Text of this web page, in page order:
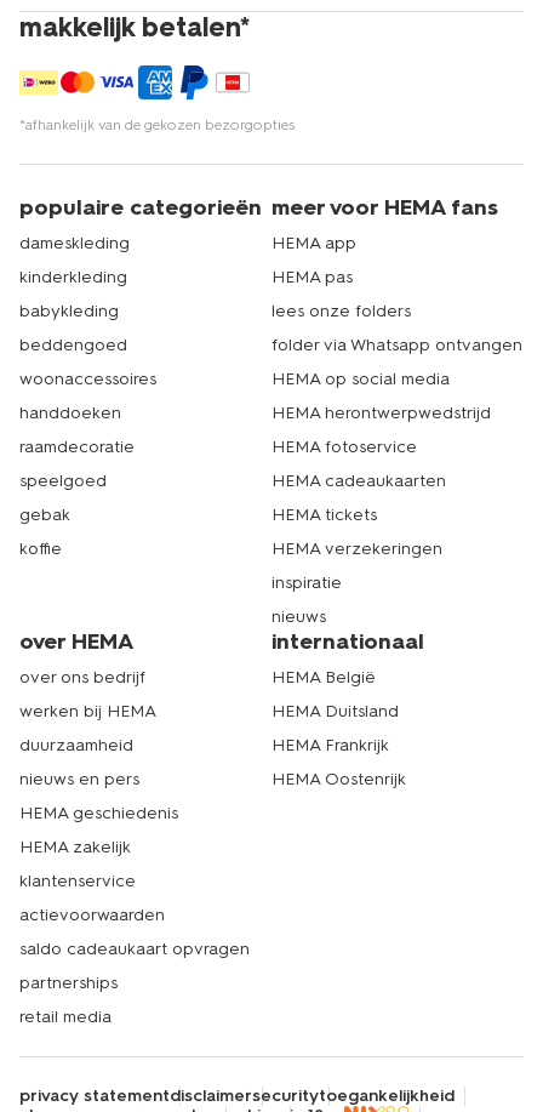
makkelijk betalen*
*afhankelijk van de gekozen bezorgopties
populaire categorieën
dameskleding
kinderkleding
babykleding
beddengoed
woonaccessoires
handdoeken
raamdecoratie
speelgoed
gebak
koffie
meer voor HEMA fans
HEMA app
HEMA pas
lees onze folders
folder via Whatsapp ontvangen
HEMA op social media
HEMA herontwerpwedstrijd
HEMA fotoservice
HEMA cadeaukaarten
HEMA tickets
HEMA verzekeringen
inspiratie
nieuws
over HEMA
over ons bedrijf
werken bij HEMA
duurzaamheid
nieuws en pers
HEMA geschiedenis
HEMA zakelijk
klantenservice
actievoorwaarden
saldo cadeaukaart opvragen
partnerships
retail media
internationaal
HEMA België
HEMA Duitsland
HEMA Frankrijk
HEMA Oostenrijk
privacy statementdisclaimersecuritytoegankelijkheid